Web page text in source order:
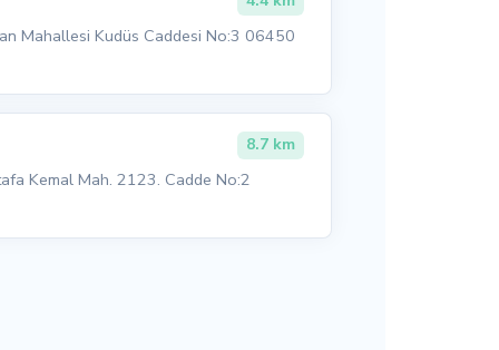
Mahallesi Kudüs Caddesi No:3 06450
8.7 km
Kemal Mah. 2123. Cadde No:2